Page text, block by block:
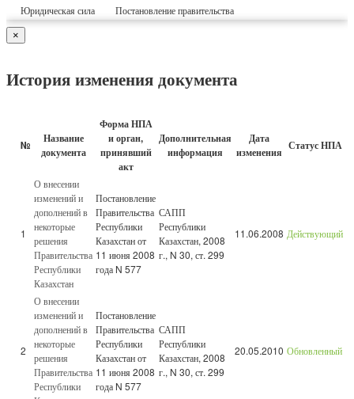
Юридическая сила
Постановление правительства
×
История изменения документа
№
Название
документа
Форма НПА
и орган,
принявший
акт
Дополнительная
информация
Дата
изменения Статус НПА
1
О внесении
изменений и
дополнений в
некоторые
решения
Правительства
Республики
Казахстан
Постановление
Правительства
Республики
Казахстан от
11 июня 2008
года N 577
САПП
Республики
Казахстан, 2008
г., N 30, ст. 299
11.06.2008 Действующий
2
О внесении
изменений и
дополнений в
некоторые
решения
Правительства
Республики
Постановление
Правительства
Республики
Казахстан от
11 июня 2008
года N 577
САПП
Республики
Казахстан, 2008
г., N 30, ст. 299
20.05.2010 Обновленный